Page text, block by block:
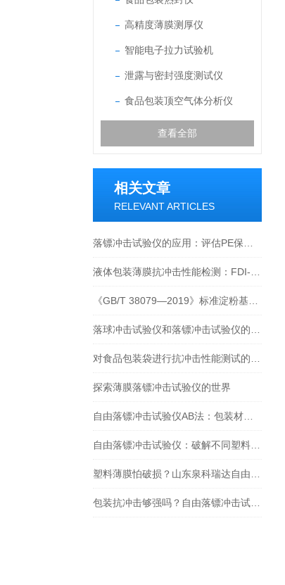
高精度薄膜测厚仪
智能电子拉力试验机
泄露与密封强度测试仪
食品包装顶空气体分析仪
查看全部
相关文章
RELEVANT ARTICLES
探索薄膜落镖冲击试验仪的世界